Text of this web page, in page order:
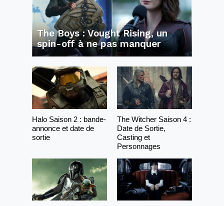
The Boys : Vought Rising, un
spin-off à ne pas manquer
Halo Saison 2 : bande-
annonce et date de
sortie
The Witcher Saison 4 :
Date de Sortie,
Casting et
Personnages